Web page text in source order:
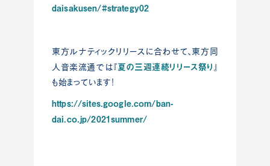
daisakusen/#strategy02
東方ルナティックリリースに合わせて、東方同
人音楽流通では『夏の三週連続リリース祭り 』
も始まっています！
https://sites.google.com/ban-
dai.co.jp/2021summer/